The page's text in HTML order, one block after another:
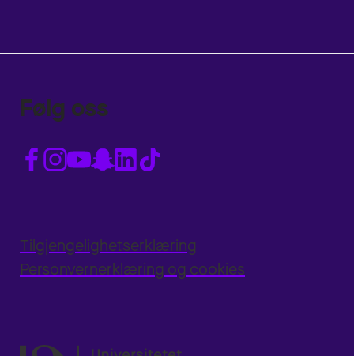
Følg oss
Tilgjengelighetserklæring
Personvernerklæring og cookies